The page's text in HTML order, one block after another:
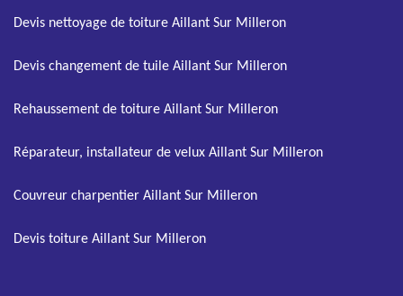
Devis nettoyage de toiture Aillant Sur Milleron
Devis changement de tuile Aillant Sur Milleron
Rehaussement de toiture Aillant Sur Milleron
Réparateur, installateur de velux Aillant Sur Milleron
Couvreur charpentier Aillant Sur Milleron
Devis toiture Aillant Sur Milleron